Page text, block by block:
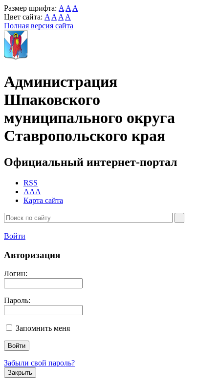
Размер шрифта: A A A
Цвет сайта: A A A A
Полная версия сайта
Администрация
Шпаковского
муниципального округа
Ставропольского края
Официальный интернет-портал
RSS
AAA
Карта сайта
Войти
Авторизация
Логин:
Пароль:
Запомнить меня
Забыли свой пароль?
Закрыть